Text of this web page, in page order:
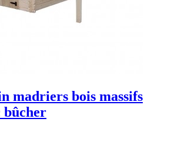
madriers bois massifs
bûcher